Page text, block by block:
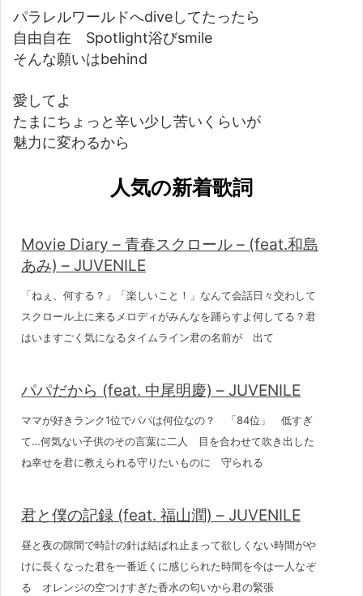
パラレルワールドへdiveしてたったら
自由自在 Spotlight浴びsmile
そんな願いはbehind
愛してよ
たまにちょっと辛い少し苦いくらいが
魅力に変わるから
人気の新着歌詞
Movie Diary – 青春スクロール – (feat.和島
あみ) – JUVENILE
「ねぇ、何する？」「楽しいこと！」なんて会話日々交わして
スクロール上に来るメロディがみんなを踊らすよ何してる？君
はいますごく気になるタイムライン君の名前が 出て
パパだから (feat. 中尾明慶) – JUVENILE
ママが好きランク1位でパパは何位なの？ 「84位」 低すぎ
て…何気ない子供のその言葉に二人 目を合わせて吹き出した
ね幸せを君に教えられる守りたいものに 守られる
君と僕の記録 (feat. 福山潤) – JUVENILE
昼と夜の隙間で時計の針は結ばれ止まって欲しくない時間がや
けに長くなった君を一番近くに感じられた時間を今は一人なぞ
る オレンジの空つけすぎた香水の匂いから君の緊張